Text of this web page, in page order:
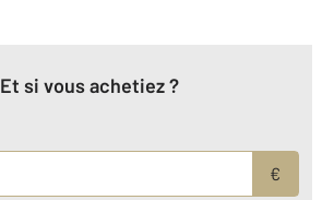
Et si vous achetiez ?
€